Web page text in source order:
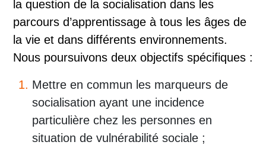
la question de la socialisation dans les
parcours d’apprentissage à tous les âges de
la vie et dans différents environnements.
Nous poursuivons deux objectifs spécifiques :
Mettre en commun les marqueurs de
socialisation ayant une incidence
particulière chez les personnes en
situation de vulnérabilité sociale ;